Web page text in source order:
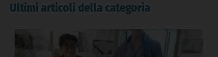
Ultimi articoli della categoria